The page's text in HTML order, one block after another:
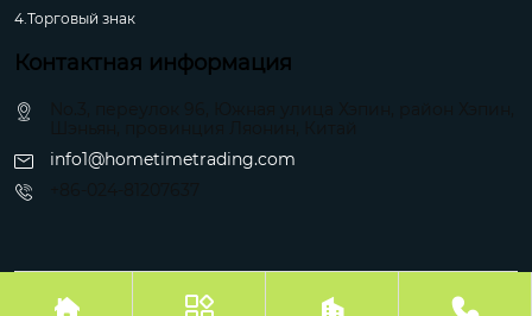
4.Торговый знак
Контактная информация
info1@hometimetrading.com
Авторское право©Шэньян Хуэйфэнтай Импорт и Экспорт Ко.
   